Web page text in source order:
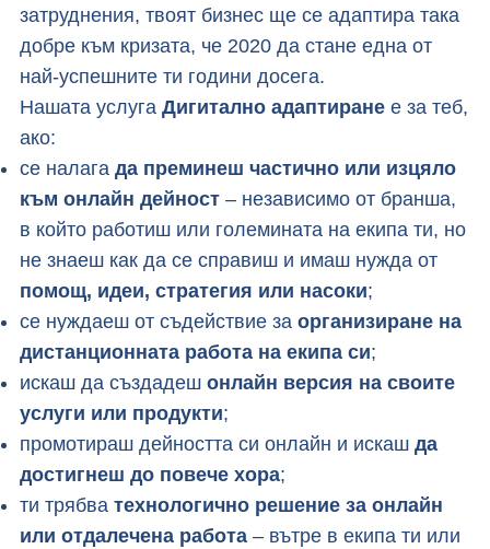
затруднения, твоят бизнес ще се адаптира така
добре към кризата, че 2020 да стане една от
най-успешните ти години досега.
Нашата услуга Дигитално адаптиране е за теб,
ако:
се налага да преминеш частично или изцяло
към онлайн дейност – независимо от бранша,
в който работиш или големината на екипа ти, но
не знаеш как да се справиш и имаш нужда от
помощ, идеи, стратегия или насоки;
се нуждаеш от съдействие за организиране на
дистанционната работа на екипа си;
искаш да създадеш онлайн версия на своите
услуги или продукти;
промотираш дейността си онлайн и искаш да
достигнеш до повече хора;
ти трябва технологично решение за онлайн
или отдалечена работа – вътре в екипа ти или